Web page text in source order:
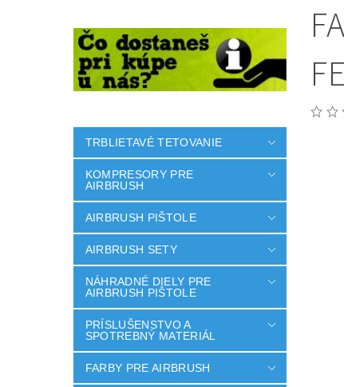
TRBLIETAVÉ TETOVANIE
KOMPRESORY PRE
AIRBRUSH
AIRBRUSH PIŠTOLE
AIRBRUSH SETY
NÁHRADNÉ DIELY PRE
AIRBRUSH PIŠTOLE
PRÍSLUŠENSTVO A
SPOTREBNÝ MATERIÁL
FARBY PRE AIRBRUSH